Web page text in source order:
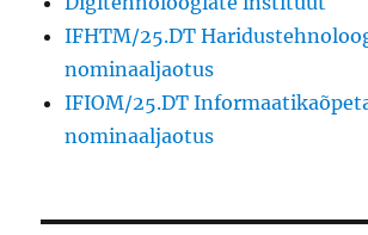
IFHTM/25.DT
nominaaljaotus
IFIOM/25.DT
nominaaljaotus